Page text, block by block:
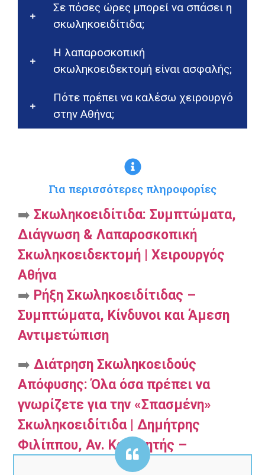
Σε πόσες ώρες μπορεί να σπάσει η
σκωληκοειδίτιδα;
Η λαπαροσκοπική
σκωληκοειδεκτομή είναι ασφαλής;
Πότε πρέπει να καλέσω χειρουργό
στην Αθήνα;
Για περισσότερες πληροφορίες
➡️ Σκωληκοειδίτιδα: Συμπτώματα,
Διάγνωση & Λαπαροσκοπική
Σκωληκοειδεκτομή | Χειρουργός
Αθήνα
➡️ Ρήξη Σκωληκοειδίτιδας –
Συμπτώματα, Κίνδυνοι και Άμεση
Αντιμετώπιση
➡️ Διάτρηση Σκωληκοειδούς
Απόφυσης: Όλα όσα πρέπει να
γνωρίζετε για την «Σπασμένη»
Σκωληκοειδίτιδα | Δημήτρης
Φιλίππου, Αν. Καθηγητής –